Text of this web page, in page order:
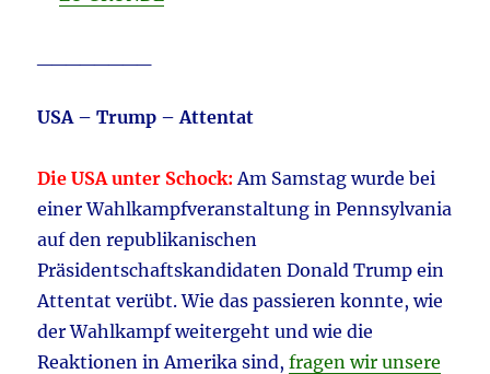
USA – Trump – Attentat
Die USA unter Schock: Am Samstag wurde bei
einer Wahlkampfveranstaltung in Pennsylvania
auf den republikanischen
Präsidentschaftskandidaten Donald Trump ein
Attentat verübt. Wie das passieren konnte, wie
der Wahlkampf weitergeht und wie die
Reaktionen in Amerika sind,fragen wir unsere